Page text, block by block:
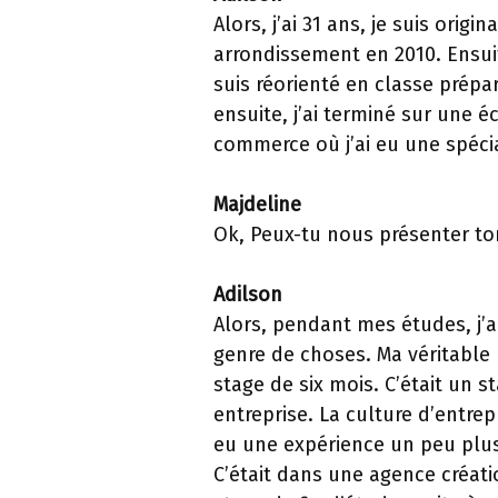
Alors, j’ai 31 ans, je suis
arrondissement en 2010.
suis réorienté en classe
ensuite, j’ai terminé sur une
commerce où j’ai eu une
Majdeline
Ok, Peux-tu nous présenter
Adilson
Alors, pendant mes études,
genre de choses. Ma
stage de six mois. C’était un
entreprise. La culture
eu une expérience un peu
C’était dans une agence